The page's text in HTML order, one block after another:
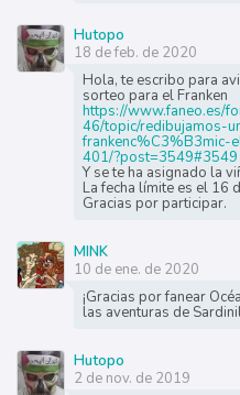
Hutopo
18 de feb. de 2020
Hola, te escribo para
sorteo para el Franken
https://www.faneo.es/
46/topic/redibujamos-
401/?post=3549#3549
Y se te ha asignado la
La fecha límite es el 16
Gracias por participar.
MINK
10 de ene. de 2020
¡Gracias por fanear
las aventuras de
Hutopo
2 de nov. de 2019